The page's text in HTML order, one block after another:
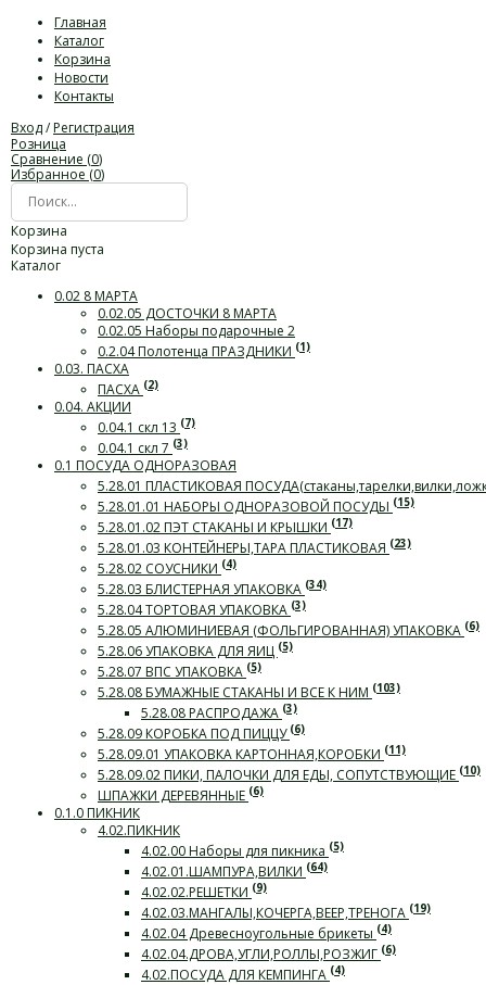
Главная
Каталог
Корзина
Новости
Контакты
Вход/Регистрация
Розница
Сравнение (0)
Избранное (0)
Корзина
Корзина пуста
Каталог
0.02 8 МАРТА
0.02.05 ДОСТОЧКИ 8 МАРТА
0.02.05 Наборы подарочные 2
0.2.04 Полотенца ПРАЗДНИКИ (1)
0.03. ПАСХА
ПАСХА (2)
0.04. АКЦИИ
0.04.1 скл 13 (7)
0.04.1 скл 7 (3)
0.1 ПОСУДА ОДНОРАЗОВАЯ
5.28.01 ПЛАСТИКОВАЯ
5.28.01.01 НАБОРЫ ОДНОРАЗОВОЙ ПОСУДЫ (15)
5.28.01.02 ПЭТ СТАКАНЫ И КРЫШКИ (17)
5.28.01.03 КОНТЕЙНЕРЫ,ТАРА ПЛАСТИКОВАЯ (23)
5.28.02 СОУСНИКИ (4)
5.28.03 БЛИСТЕРНАЯ УПАКОВКА (34)
5.28.04 ТОРТОВАЯ УПАКОВКА (3)
5.28.05 АЛЮМИНИЕВАЯ (ФОЛЬГИРОВАННАЯ) УПАКОВКА (6)
5.28.06 УПАКОВКА ДЛЯ ЯИЦ (5)
5.28.07 ВПС УПАКОВКА (5)
5.28.08 БУМАЖНЫЕ СТАКАНЫ И ВСЕ К НИМ (103)
5.28.08 РАСПРОДАЖА (3)
5.28.09 КОРОБКА ПОД ПИЦЦУ (6)
5.28.09.01 УПАКОВКА КАРТОННАЯ,КОРОБКИ (11)
5.28.09.02 ПИКИ, ПАЛОЧКИ ДЛЯ ЕДЫ, СОПУТСТВУЮЩИЕ (10)
ШПАЖКИ ДЕРЕВЯННЫЕ (6)
0.1.0 ПИКНИК
4.02.ПИКНИК
4.02.00 Наборы для пикника (5)
4.02.01.ШАМПУРА,ВИЛКИ (64)
4.02.02.РЕШЕТКИ (9)
4.02.03.МАНГАЛЫ,КОЧЕРГА,ВЕЕР,ТРЕНОГА (19)
4.02.04 Древесноугольные брикеты (4)
4.02.04.ДРОВА,УГЛИ,РОЛЛЫ,РОЗЖИГ (6)
4.02.ПОСУДА ДЛЯ КЕМПИНГА (4)